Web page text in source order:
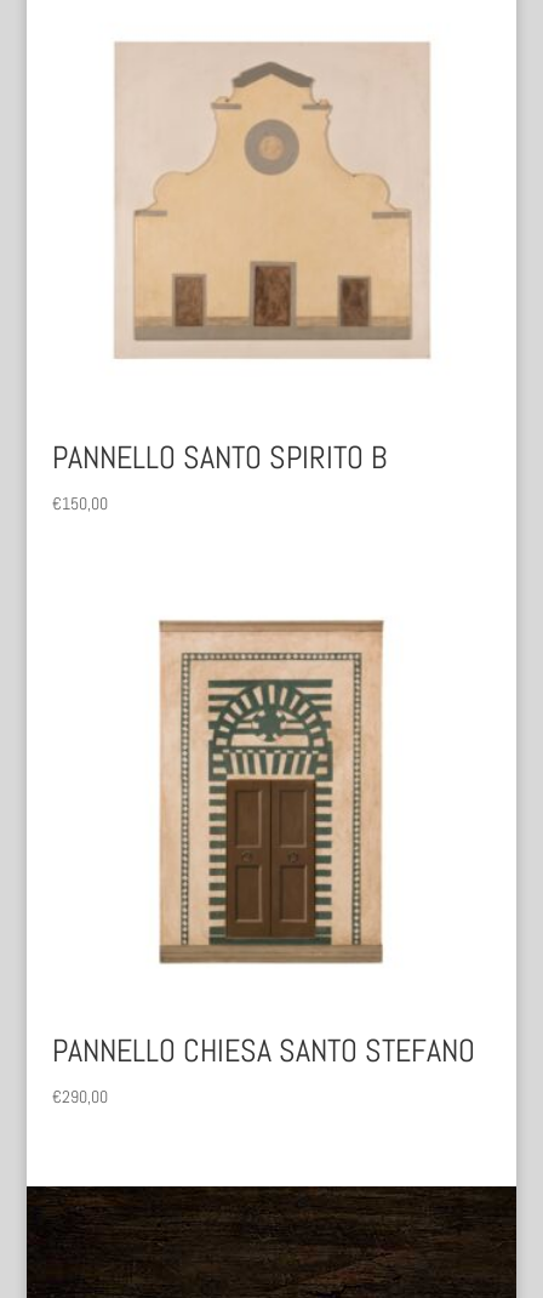
PANNELLO SANTO SPIRITO B
€150,00
PANNELLO CHIESA SANTO STEFANO
€290,00